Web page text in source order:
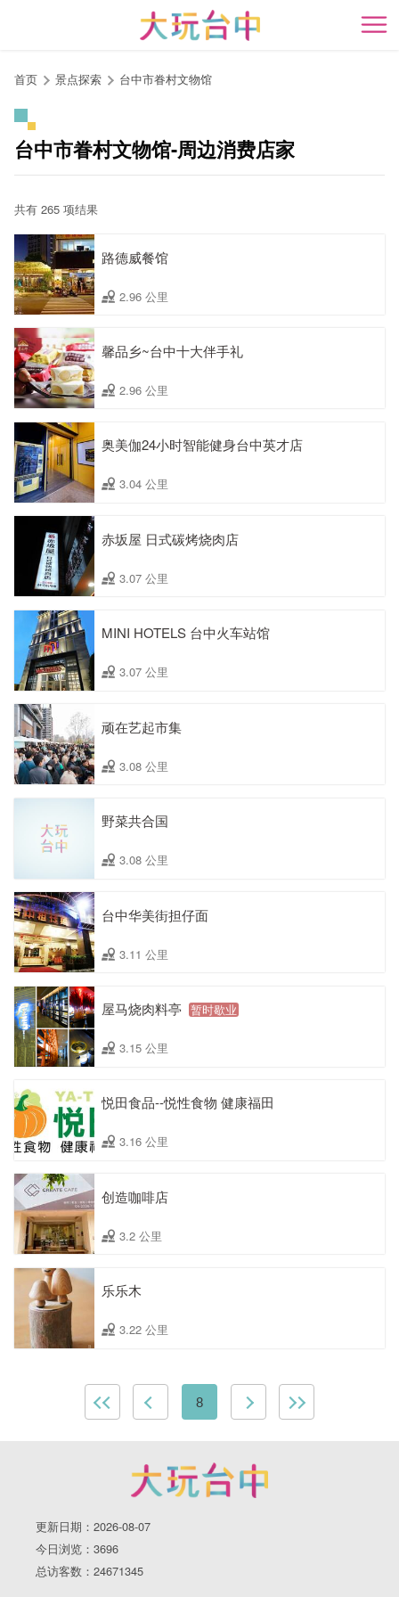
开
首页 景点探索 台中市眷村文物馆
台中市眷村文物馆-周边消费店家
共有 265 项结果
路德威餐馆
2.96 公里
馨品乡~台中十大伴手礼
2.96 公里
奥美伽24小时智能健身台中英才店
3.04 公里
赤坂屋 日式碳烤烧肉店
3.07 公里
MINI HOTELS 台中火车站馆
3.07 公里
顽在艺起市集
3.08 公里
野菜共合国
3.08 公里
台中华美街担仔面
3.11 公里
屋马烧肉料亭 暂时歇业
3.15 公里
悦田食品--悦性食物 健康福田
3.16 公里
创造咖啡店
3.2 公里
乐乐木
3.22 公里
8
更新日期：2026-08-07
今日浏览：3696
总访客数：24671345